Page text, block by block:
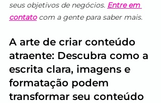
seus objetivos de negócios. Entre em
contato com a gente para saber mais.
A arte de criar conteúdo
atraente: Descubra como a
escrita clara, imagens e
formatação podem
transformar seu conteúdo